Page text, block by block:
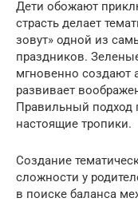
Дети обожают
страсть делает
зовут» одной из
праздников.
мгновенно создают
развивает
Правильный подход
настоящие тропики.
Создание
сложности у
в поиске баланса